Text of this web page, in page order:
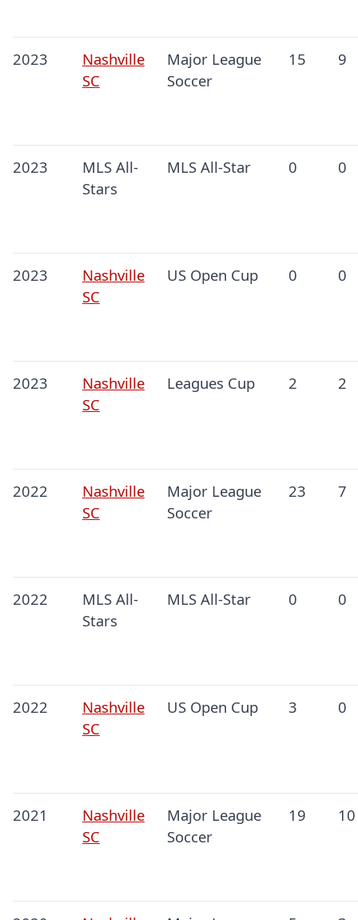
2023
Nashville
SC
Major League
Soccer
15 9
2023
MLS All-
Stars
MLS All-Star 0 0
2023
Nashville
SC
US Open Cup 0 0
2023
Nashville
SC
Leagues Cup 2 2
2022
Nashville
SC
Major League
Soccer
23 7
2022
MLS All-
Stars
MLS All-Star 0 0
2022
Nashville
SC
US Open Cup 3 0
2021
Nashville
SC
Major League
Soccer
19 10